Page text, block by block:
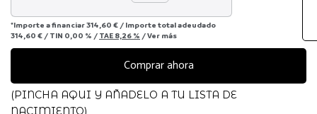
*Importe a financiar314,60 € / Importe total adeudado
314,60 € / TIN 0,00 % / TAE 8,26 % /Ver más
NATURAL
Comprar ahora
(PINCHA AQUI Y AÑADELO A TU LISTA DE
NACIMIENTO)